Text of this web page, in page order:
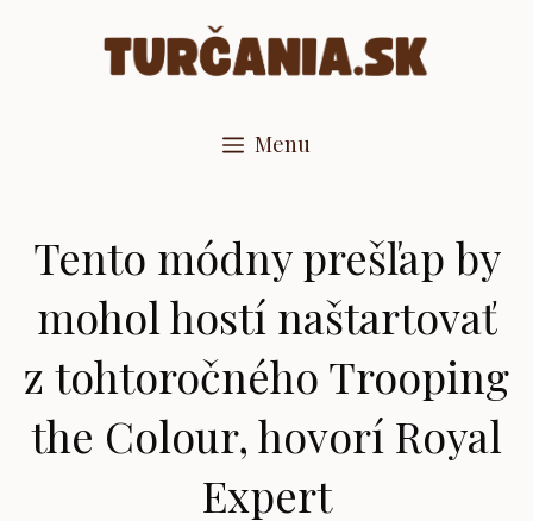
Menu
Tento módny prešľap by
mohol hostí naštartovať
z tohtoročného Trooping
the Colour, hovorí Royal
Expert